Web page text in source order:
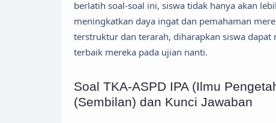
berlatih soal-soal ini, siswa tidak hanya akan
meningkatkan daya ingat dan pemahaman
terstruktur dan terarah, diharapkan siswa
terbaik mereka pada ujian nanti.
Soal TKA-ASPD IPA (Ilmu
(Sembilan) dan Kunci Jawaban